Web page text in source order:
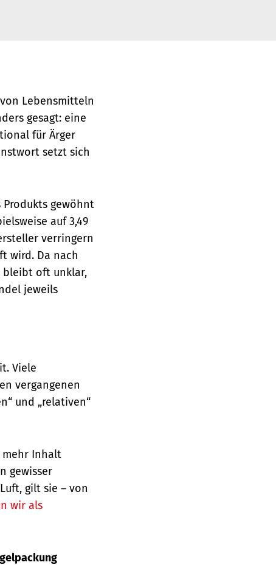
Lebensmitteln
gesagt: eine
für Ärger
setzt sich
gewöhnt
auf 3,49
verringern
wird. Da nach
bleibt oft unklar,
jeweils
Viele
vergangenen
und „relativen“
mehr Inhalt
gewisser
gilt sie – von
wir als